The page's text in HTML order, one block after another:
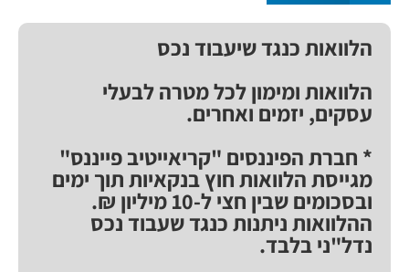
הלוואות כנגד שיעבוד נכס
הלוואות ומימון לכל מטרה לבעלי
עסקים, יזמים ואחרים.
* חברת הפיננסים "קריאייטיב פייננס"
מגייסת הלוואות חוץ בנקאיות תוך ימים
ובסכומים שבין חצי ל-10 מיליון ₪.
ההלוואות ניתנות כנגד שעבוד נכס
נדל"ני בלבד.